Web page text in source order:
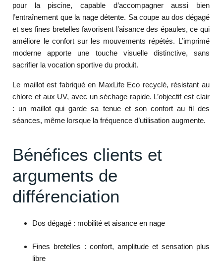
pour la piscine, capable d’accompagner aussi bien
l’entraînement que la nage détente. Sa coupe au dos dégagé
et ses fines bretelles favorisent l’aisance des épaules, ce qui
améliore le confort sur les mouvements répétés. L’imprimé
moderne apporte une touche visuelle distinctive, sans
sacrifier la vocation sportive du produit.
Le maillot est fabriqué en MaxLife Eco recyclé, résistant au
chlore et aux UV, avec un séchage rapide. L’objectif est clair
: un maillot qui garde sa tenue et son confort au fil des
séances, même lorsque la fréquence d’utilisation augmente.
Bénéfices clients et
arguments de
différenciation
Dos dégagé : mobilité et aisance en nage
Fines bretelles : confort, amplitude et sensation plus
libre